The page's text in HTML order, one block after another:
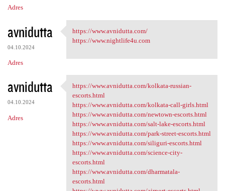
Adres
avnidutta
04.10.2024
Adres
https://www.avnidutta.com/
https://www.avnidutta.com/
https://www.nightlife4u.com
avnidutta
04.10.2024
Adres
https://www.avnidutta.com
https://www.avnidutta.com/kolkata-russian-
escorts.html
https://www.avnidutta.com/kolkata-call-girls.html
https://www.avnidutta.com/newtown-escorts.html
https://www.avnidutta.com/salt-lake-escorts.html
https://www.avnidutta.com/park-street-escorts.html
https://www.avnidutta.com/siliguri-escorts.html
https://www.avnidutta.com/science-city-
escorts.html
https://www.avnidutta.com/dharmatala-
escorts.html